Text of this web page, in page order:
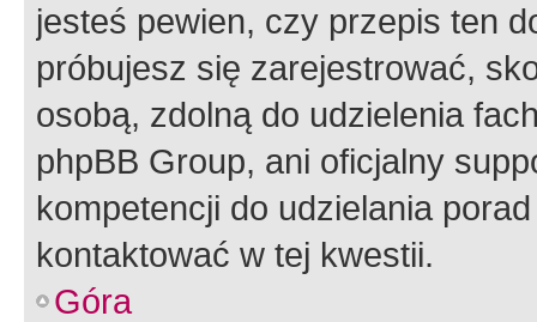
jesteś pewien, czy przepis ten
próbujesz się zarejestrować,
osobą, zdolną do udzielenia
phpBB Group, ani oficjalny
kompetencji do udzielania
kontaktować w tej kwestii.
Góra